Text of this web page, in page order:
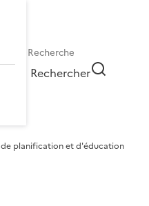
Rechercher
planification et d'éducation